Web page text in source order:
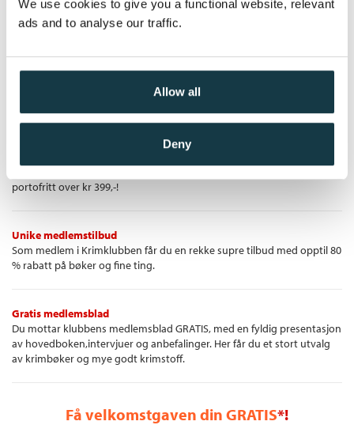
We use cookies to give you a functional website, relevant
ads and to analyse our traffic.
Allow all
Deny
sorg og en plaget fars altomsluttende terror
Pris 429,–
Kjøp
Krimklubben - de beste krimbøkene!
portofritt over kr 399,-!
Unike medlemstilbud
Som medlem i Krimklubben får du en rekke supre tilbud med opptil 80
% rabatt på bøker og fine ting.
Gratis medlemsblad
Du mottar klubbens medlemsblad GRATIS, med en fyldig presentasjon
av hovedboken,intervjuer og anbefalinger. Her får du et stort utvalg
av krimbøker og mye godt krimstoff.
Få velkomstgaven din GRATIS*!